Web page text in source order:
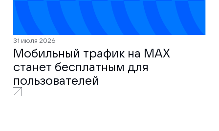
31 июля 2026
Мобильный трафик на MAX
станет бесплатным для
пользователей